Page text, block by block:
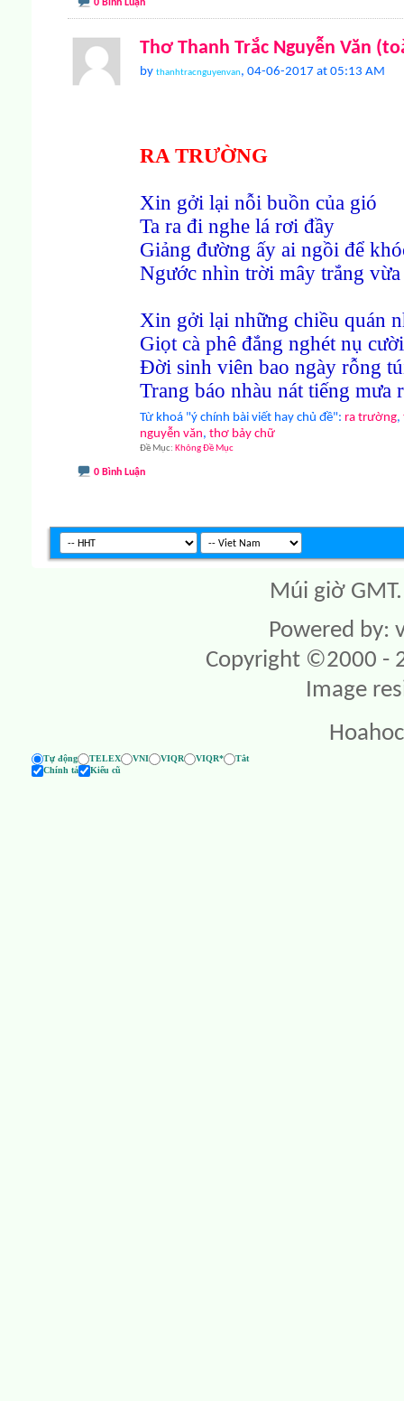
0 Bình Luận
Thơ Thanh Trắc Nguyễn Văn
by thanhtracnguyenvan, 04-06-2017 at 05:13 AM
RA TRƯỜNG
Xin gởi lại nỗi buồn của gió
Ta ra đi nghe lá rơi đầy
Giảng đường ấy ai ngồi để
Ngước nhìn trời mây trắng vừa
Xin gởi lại những chiều quán
Giọt cà phê đắng nghét nụ cười
Đời sinh viên bao ngày rỗng
Trang báo nhàu nát tiếng mưa
Từ khoá "ý chính bài viết hay chủ đề": ra trường,
nguyễn văn, thơ bảy chữ
Đề Mục Không Đề Mục
0 Bình Luận
Múi giờ
Powered by:
Copyright ©2000 -
Image
Tự động TELEX VNI VIQR VIQR*
Tắt
Chính tả
Kiểu cũ